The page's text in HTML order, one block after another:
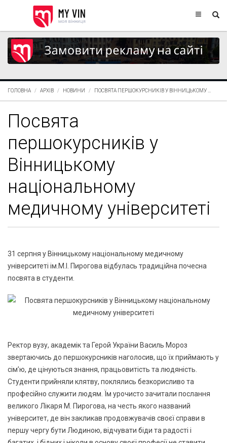
ГОЛОВНА АРХІВ НОВИНИ ПОСВЯТА ПЕРШОКУРСНИКІВ У ВІННИЦЬКОМУ ...
Посвята
першокурсників у
Вінницькому
національному
медичному університеті
31 серпня у Вінницькому національному медичному
університеті ім.М.І. Пирогова відбулась традиційна почесна
посвята в студенти.
Ректор вузу, академік та Герой України Василь Мороз
звертаючись до першокурсників наголосив, що їх приймають у
сім’ю, де цінуються знання, працьовитість та людяність.
Студенти прийняли клятву, поклялись безкорисливо та
професійно служити людям. Їм урочисто зачитали послання
великого Лікаря М. Пирогова, на честь якого названий
університет, де він закликав продовжувачів своєї справи в
першу чергу бути Людиною, відчувати біди та радості і